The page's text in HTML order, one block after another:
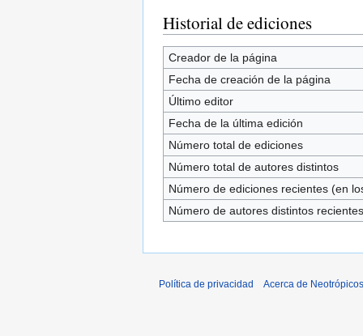
Historial de ediciones
Creador de la página
Fecha de creación de la página
Último editor
Fecha de la última edición
Número total de ediciones
Número total de autores distintos
Número de ediciones recientes (en
Número de autores distintos recientes
Política de privacidad Acerca de Neotrópicos